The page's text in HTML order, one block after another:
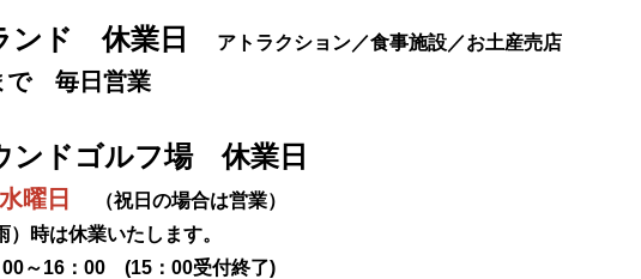
ンド 休業日 アトラクション／食事施設／お土産売店
で 毎日営業
ンドゴルフ場 休業日
曜日
（祝日の場合は営業）
時は休業いたします。
00～16：00 (15：00受付終了)